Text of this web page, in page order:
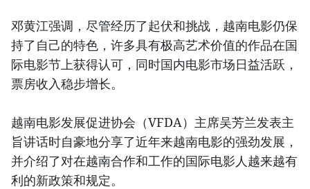
邓黄江强调，尽管经历了起伏和挑战，越南电影仍保
持了自己的特色，许多具有极高艺术价值的作品在国
际电影节上获得认可，同时国内电影市场日益活跃，
票房收入稳步增长。
越南电影发展促进协会（VFDA）主席吴芳兰发表主
旨讲话时自豪地分享了近年来越南电影的强劲发展，
并介绍了对在越南合作和工作的国际电影人越来越有
利的新政策和规定。